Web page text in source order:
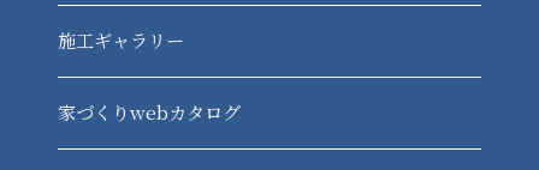
-各種制度
施工ギャラリー
家づくりwebカタログ